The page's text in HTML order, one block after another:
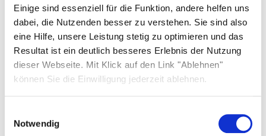
Einige sind essenziell für die Funktion, andere helfen uns
dabei, die Nutzenden besser zu verstehen. Sie sind also
eine Hilfe, unsere Leistung stetig zu optimieren und das
Resultat ist ein deutlich besseres Erlebnis der Nutzung
dieser Webseite. Mit Klick auf den Link "Ablehnen"
können Sie die Einwilligung jederzeit ablehnen.
Notwendig
Products
Solar panels
Batteries